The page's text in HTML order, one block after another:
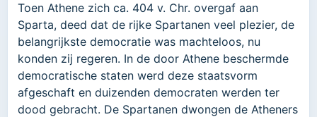
Toen Athene zich ca. 404 v. Chr. overgaf aan
Sparta, deed dat de rijke Spartanen veel plezier, de
belangrijkste democratie was machteloos, nu
konden zij regeren. In de door Athene beschermde
democratische staten werd deze staatsvorm
afgeschaft en duizenden democraten werden ter
dood gebracht. De Spartanen dwongen de Atheners